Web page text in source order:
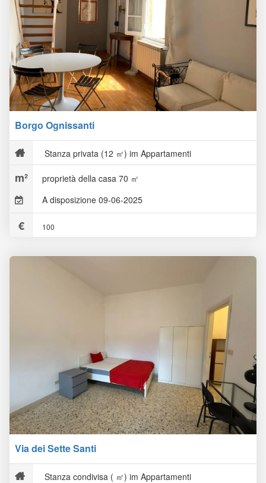
Borgo Ognissanti
Stanza privata (12 ㎡) im Appartamenti
proprietà della casa 70 ㎡
A disposizione 09-06-2025
100
Via dei Sette Santi
Stanza condivisa ( ㎡) im Appartamenti